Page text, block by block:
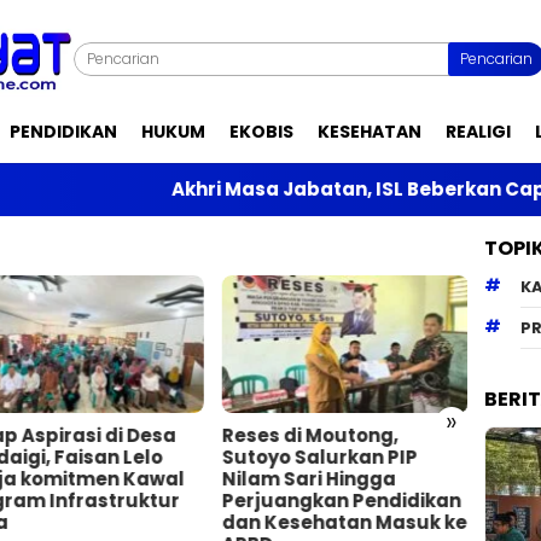
Pencarian
PENDIDIKAN HUKUM EKOBIS KESEHATAN REALIGI
Akhri Masa Jabatan, ISL Beberkan Capaian
»
Aspirasi di Desa
Faisan Lelo
komitmen Kawal
Infrastruktur
Reses di Moutong,
Sutoyo Salurkan PIP
Nilam Sari Hingga
Perjuangkan Pendidikan
dan Kesehatan Masuk ke